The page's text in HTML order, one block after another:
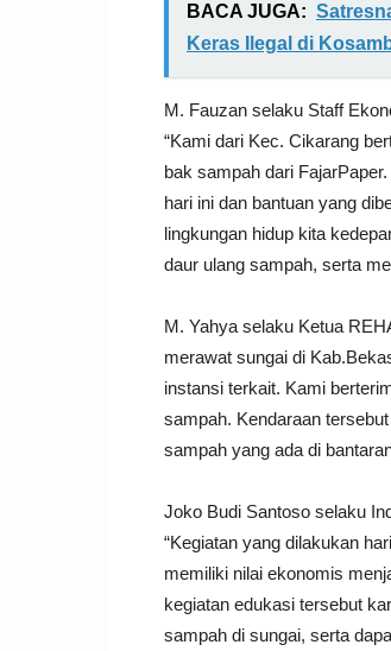
BACA JUGA:
Keras Ilegal di
M. Fauzan selaku Staff
“Kami dari Kec. Cikarang
bak sampah dari
hari ini dan bantuan yang
lingkungan hidup kita
daur ulang sampah, serta
M. Yahya selaku Ketua
merawat sungai di
instansi terkait. Kami
sampah. Kendaraan
sampah yang ada di
Joko Budi Santoso selaku
“Kegiatan yang dilakukan
memiliki nilai ekonomis
kegiatan edukasi tersebut
sampah di sungai, serta